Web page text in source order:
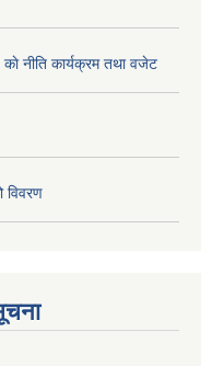
नीति कार्यक्रम तथा वजेट